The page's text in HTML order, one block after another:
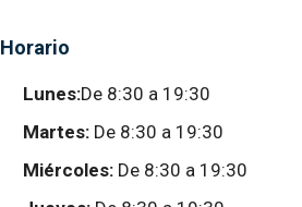
Horario
Lunes:De 8:30 a 19:30
Martes: De 8:30 a 19:30
Miércoles: De 8:30 a 19:30